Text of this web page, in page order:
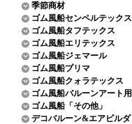
季節商材
ゴム風船センペルテックス
ゴム風船タフテックス
ゴム風船エリテックス
ゴム風船ジェマール
ゴム風船プリマ
ゴム風船クォラテックス
ゴム風船バルーンアート用
ゴム風船「その他」
デコバルーン&エアビルダ